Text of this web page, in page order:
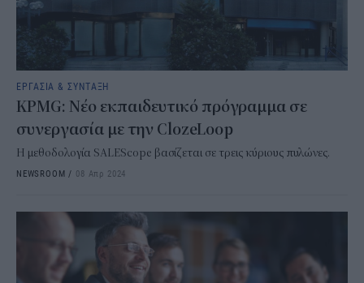
ΕΡΓΑΣΙΑ & ΣΥΝΤΑΞΗ
KPMG: Νέο εκπαιδευτικό πρόγραμμα σε
συνεργασία με την ClozeLoop
H μεθοδολογία SALEScope βασίζεται σε τρεις κύριους πυλώνες.
NEWSROOM / 08 Απρ 2024